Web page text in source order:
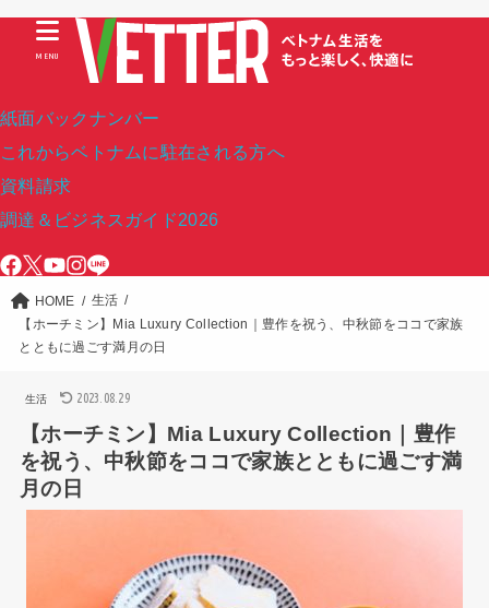
紙面バックナンバー
これからベトナムに駐在される方へ
資料請求
調達＆ビジネスガイド2026
MENU
HOME
生活
【ホーチミン】Mia Luxury Collection｜豊作を祝う、中秋節をココで家族
とともに過ごす満月の日
生活 2023.08.29
【ホーチミン】Mia Luxury Collection｜豊作
を祝う、中秋節をココで家族とともに過ごす満
月の日